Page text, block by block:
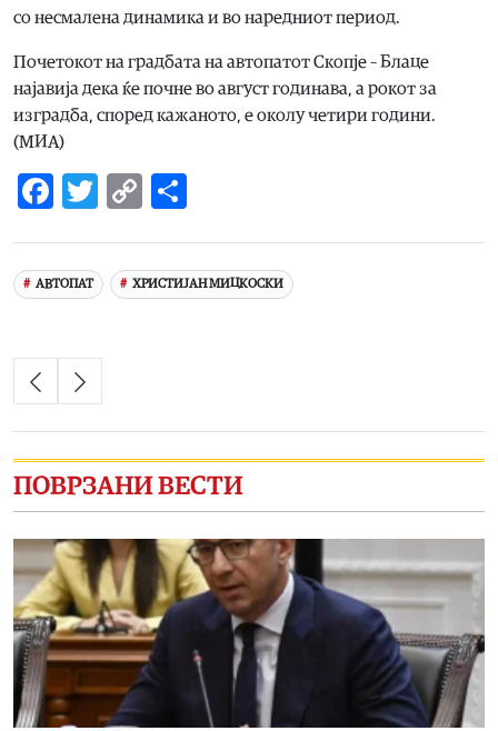
со несмалена динамика и во наредниот период.
​Почетокот на градбата на автопатот Скопје – Блаце
најавија дека ќе почне во август годинава, а рокот за
изградба, според кажаното, е околу четири години.
(МИА)
Facebook
Twitter
Copy
АВТОПАТ ХРИСТИЈАН МИЦКОСКИ
ПОВРЗАНИ ВЕСТИ